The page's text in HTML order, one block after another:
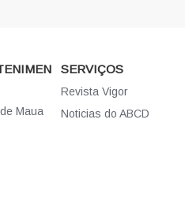
Maua
SERVIÇOS
Revista Vigor
Noticias do ABCD